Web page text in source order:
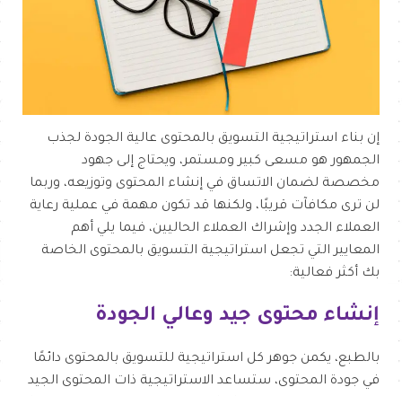
إن بناء استراتيجية التسويق بالمحتوى عالية الجودة لجذب
الجمهور هو مسعى كبير ومستمر، ويحتاج إلى جهود
مخصصة لضمان الاتساق في إنشاء المحتوى وتوزيعه، وربما
لن ترى مكافآت قريبًا، ولكنها قد تكون مهمة في عملية رعاية
العملاء الجدد وإشراك العملاء الحاليين، فيما يلي أهم
المعايير التي تجعل استراتيجية التسويق بالمحتوى الخاصة
بك أكثر فعالية:
إنشاء محتوى جيد وعالي الجودة
بالطبع، يكمن جوهر كل استراتيجية للتسويق بالمحتوى دائمًا
في جودة المحتوى، ستساعد الاستراتيجية ذات المحتوى الجيد